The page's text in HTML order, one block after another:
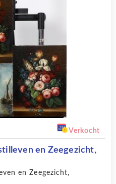
Verkocht
en Zeegezicht,
en Zeegezicht,